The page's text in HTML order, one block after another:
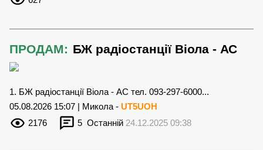
ПРОДАМ: БЖ радіостанції Віола - АС
1. БЖ радіостанції Віола - АС тел. 093-297-6000...
05.08.2026 15:07 | Микола - UT5UOH
2176
5 Останній 24.12.2025 09:38